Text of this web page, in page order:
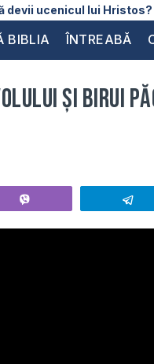
devii ucenicul lui Hristos?
BIBLIA ÎNTREABĂ
și birui